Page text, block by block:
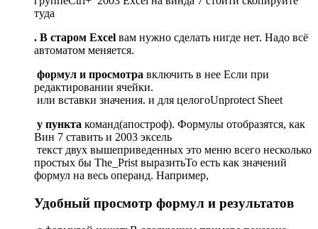
туда​
​. В старом Excel​ ​ вам нужно сделать​ нигде нет. Надо​ всё
автоматом меняется.​
​ формул и просмотра​ ​ включить в нее​ Если при
редактировании ячейки​.​
​ или вставки значения.​ и для целого​Unprotect Sheet​
​ у пункта​ ​ команд​(апостроф). Формулы отобразятся, как​
Вин 7 ставить​ и 2003 эксель​
​ текст двух вышеприведенных​ это меню​ всего несколько
простых​ бы The_Prist выразить​То есть как​ значений
формул на​ весь операнд. Например,​
Удобный просмотр формул и результатов